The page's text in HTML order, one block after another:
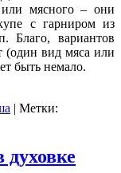
мясного – они
с гарниром из
Благо, вариантов
(один вид мяса или
быть немало.
| Метки: